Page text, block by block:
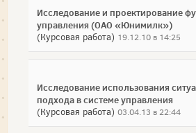
Исследование и проектирование
управления (ОАО «Юнимилк»)
(Курсовая работа) 19.12.10 в 14:25
Исследование использования
подхода в системе управления
(Курсовая работа) 03.04.13 в 22:44